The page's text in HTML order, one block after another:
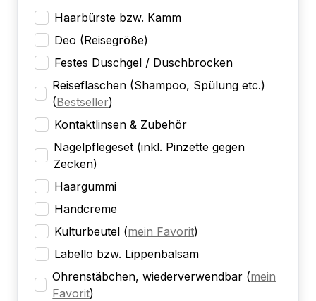
Haarbürste bzw. Kamm
Deo (Reisegröße)
Festes Duschgel / Duschbrocken
Reiseflaschen (Shampoo, Spülung etc.)
(Bestseller)
Kontaktlinsen & Zubehör
Nagelpflegeset (inkl. Pinzette gegen
Zecken)
Haargummi
Handcreme
Kulturbeutel (mein Favorit)
Labello bzw. Lippenbalsam
Ohrenstäbchen, wiederverwendbar (mein
Favorit)